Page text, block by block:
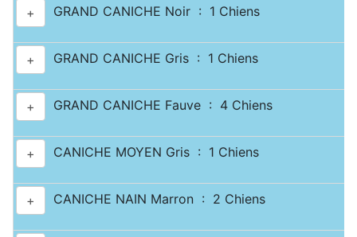
+ GRAND CANICHE Noir : 1 Chiens
+ GRAND CANICHE Gris : 1 Chiens
+ GRAND CANICHE Fauve : 4 Chiens
+ CANICHE MOYEN Gris : 1 Chiens
+ CANICHE NAIN Marron : 2 Chiens